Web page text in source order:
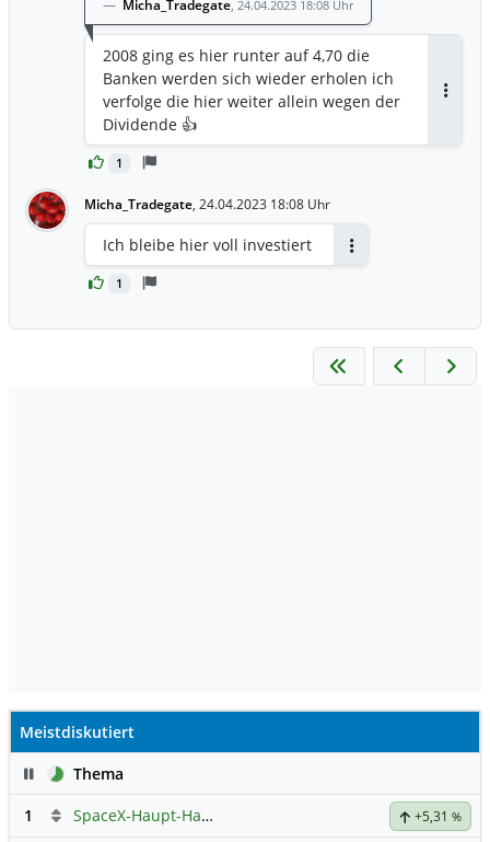
1
Micha_Tradegate, 24.04.2023 18:08 Uhr
2008 ging es hier runter auf 4,70 die
Banken werden sich wieder erholen ich
verfolge die hier weiter allein wegen der
Dividende 👍
Micha_Tradegate, 24.04.2023 18:08 Uhr
1
Ich bleibe hier voll investiert
Meistdiskutiert
PauseThema
1
SpaceX-Haupt-Hauptforum +5,31 %